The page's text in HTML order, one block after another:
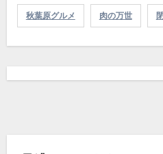
秋葉原グルメ 肉の万世